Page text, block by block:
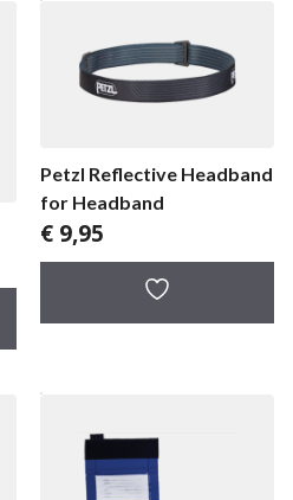
Petzl Reflective Headband
for Headband
€ 9,95